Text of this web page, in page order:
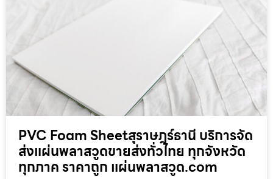
PVC Foam Sheetสุราษฎร์ธานี บริการจัด
ส่งแผ่นพลาสวูดขายส่งทั่วไทย ทุกจังหวัด
ทุกภาค ราคาถูก แผ่นพลาสวูด.com